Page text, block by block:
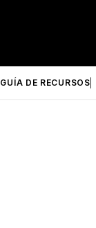
GUÍA DE RECURSOS